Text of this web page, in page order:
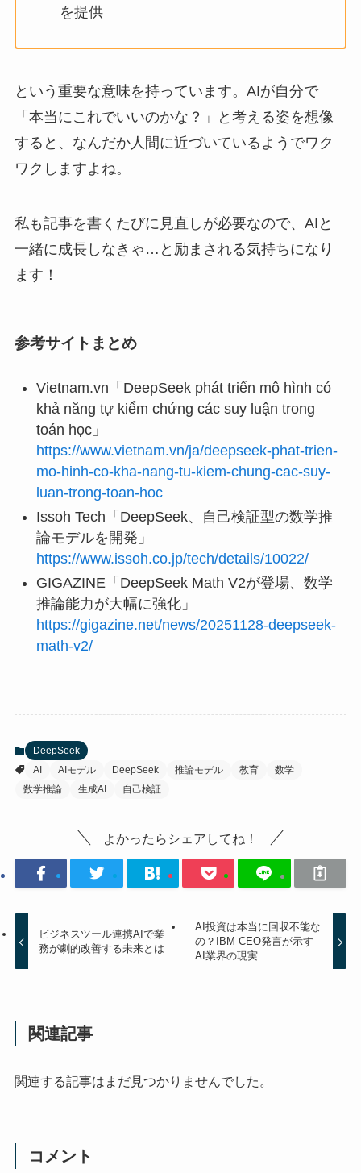
を提供
という重要な意味を持っています。AIが自分で
「本当にこれでいいのかな？」と考える姿を想像
すると、なんだか人間に近づいているようでワク
ワクしますよね。
私も記事を書くたびに見直しが必要なので、AIと
一緒に成長しなきゃ…と励まされる気持ちになり
ます！
参考サイトまとめ
Vietnam.vn「DeepSeek phát triển mô hình có
khả năng tự kiểm chứng các suy luận trong
toán học」
https://www.vietnam.vn/ja/deepseek-phat-trien-
mo-hinh-co-kha-nang-tu-kiem-chung-cac-suy-
luan-trong-toan-hoc
Issoh Tech「DeepSeek、自己検証型の数学推
論モデルを開発」
https://www.issoh.co.jp/tech/details/10022/
GIGAZINE「DeepSeek Math V2が登場、数学
推論能力が大幅に強化」
https://gigazine.net/news/20251128-deepseek-
math-v2/
DeepSeek
AI
AIモデル DeepSeek 推論モデル 教育
数学
数学推論
生成AI 自己検証
よかったらシェアしてね！
ビジネスツール連携AIで業
務が劇的改善する未来とは
AI投資は本当に回収不能な
の？IBM CEO発言が示す
AI業界の現実
関連記事
関連する記事はまだ見つかりませんでした。
コメント